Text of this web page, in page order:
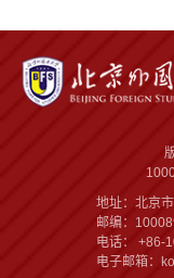
地址：北京
邮编：
电话： +86-
电子邮箱：